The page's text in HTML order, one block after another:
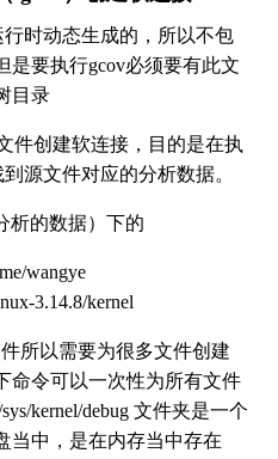
行时动态生成的，所以不包
是要执行gcov必须要有此文
目录
件创建软连接，目的是在执
到源文件对应的分析数据。
析的数据）下的
wangye
3.14.8/kernel
所以需要为很多文件创建
命令可以一次性为所有文件
kernel/debug 文件夹是一个
当中，是在内存当中存在